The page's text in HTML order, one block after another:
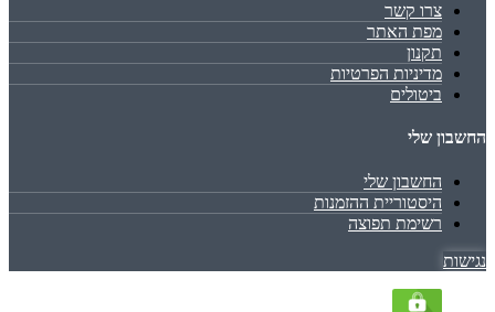
צרו קשר
מפת האתר
תקנון
מדיניות הפרטיות
ביטולים
החשבון שלי
החשבון שלי
היסטוריית ההזמנות
רשימת תפוצה
נגישות